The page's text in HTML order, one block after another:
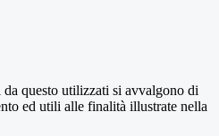
questo utilizzati si avvalgono di
ed utili alle finalità illustrate nella